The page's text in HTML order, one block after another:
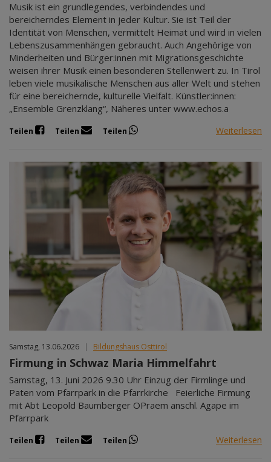
Musik ist ein grundlegendes, verbindendes und
bereicherndes Element in jeder Kultur. Sie ist Teil der
Identität von Menschen, vermittelt Heimat und wird in vielen
Lebenszusammenhängen gebraucht. Auch Angehörige von
Minderheiten und Bürger:innen mit Migrationsgeschichte
weisen ihrer Musik einen besonderen Stellenwert zu. In Tirol
leben viele musikalische Menschen aus aller Welt und stehen
für eine bereichernde, kulturelle Vielfalt. Künstler:innen:
„Ensemble Grenzklang“, Näheres unter www.echos.a
Teilen Teilen Teilen Weiterlesen
Samstag, 13.06.2026 | Bildungshaus Osttirol
Firmung in Schwaz Maria Himmelfahrt
Samstag, 13. Juni 2026 9.30 Uhr Einzug der Firmlinge und
Paten vom Pfarrpark in die Pfarrkirche Feierliche Firmung
mit Abt Leopold Baumberger OPraem anschl. Agape im
Pfarrpark
Teilen Teilen Teilen Weiterlesen